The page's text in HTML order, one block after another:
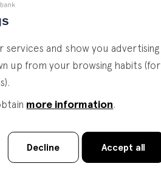
de
and show you advertising
up from your browsing habits (for
more information.
Decline Accept all